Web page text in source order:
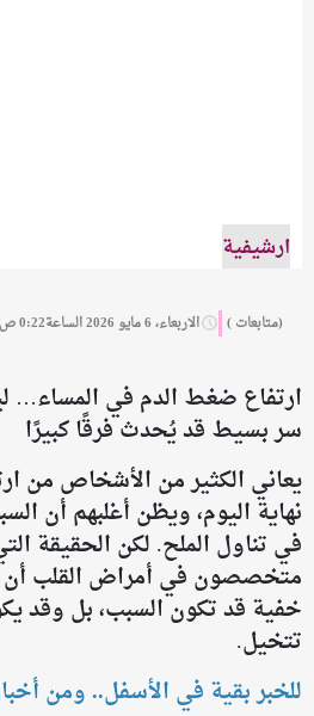
ارشيفية
(متابعات ) الاربعاء، 6 مايو 2026 الساعة0:22 ص
ارتفاع ضغط الدم في المساء…
سر بسيط قد يُحدث فرقًا كبيرًا
يعاني الكثير من الأشخاص من
نهاية اليوم، ويظن أغلبهم أن
في تناول الملح. لكن الحقيقة
متخصصون في أمراض القلب أن
خفية قد تكون السبب، بل وقد
تتخيل.
للخبر بقية في الأسفل.. ومن